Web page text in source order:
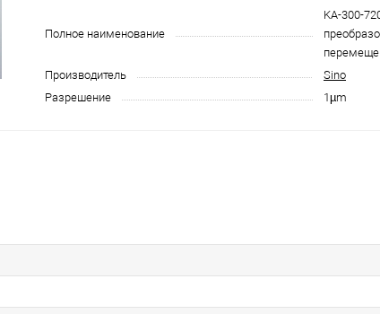
Полное наименование
KA-300-
Производитель
Sino
Разрешение
1µm